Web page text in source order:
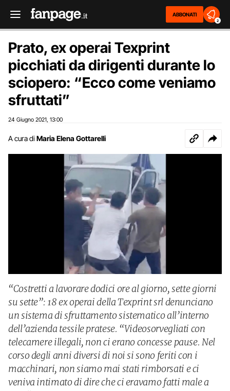
ABBONATI
2
Prato, ex operai Texprint
picchiati da dirigenti durante lo
sciopero: “Ecco come veniamo
sfruttati”
24 Giugno 2021 13:00
A cura di Maria Elena Gottarelli
“Costretti a lavorare dodici ore al giorno, sette giorni
su sette”: 18 ex operai della Texprint srl denunciano
un sistema di sfruttamento sistematico all’interno
dell’azienda tessile pratese. “Videosorvegliati con
telecamere illegali, non ci erano concesse pause. Nel
corso degli anni diversi di noi si sono feriti con i
macchinari, non siamo mai stati rimborsati e ci
veniva intimato di dire che ci eravamo fatti male a